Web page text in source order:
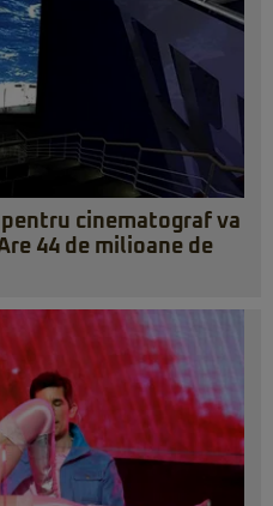
pentru cinematograf va
44 de milioane de